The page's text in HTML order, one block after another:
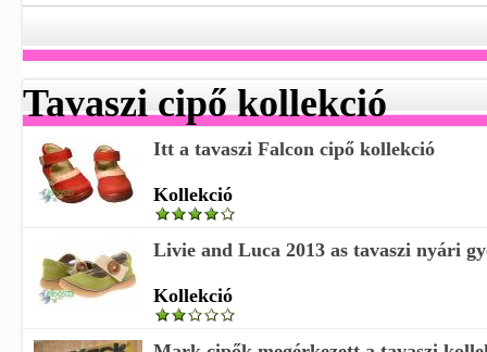
Tavaszi cipő kollekció
Itt a tavaszi Falcon cipő kollekció
Kollekció
Livie and Luca 2013 as tavaszi nyári
Kollekció